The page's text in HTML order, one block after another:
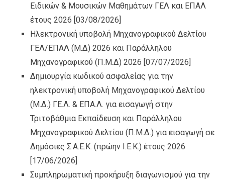
Ειδικών & Μουσικών Μαθημάτων ΓΕΛ και ΕΠΑΛ
έτους 2026 [03/08/2026]
Ηλεκτρονική υποβολή Μηχανογραφικού Δελτίου
ΓΕΛ/ΕΠΑΛ (Μ.Δ) 2026 και Παράλληλου
Μηχανογραφικού (Π.Μ.Δ) 2026 [07/07/2026]
Δημιουργία κωδικού ασφαλείας για την
ηλεκτρονική υποβολή Μηχανογραφικού Δελτίου
(Μ.Δ.) ΓΕ.Λ. & ΕΠΑ.Λ. για εισαγωγή στην
Τριτοβάθμια Εκπαίδευση και Παράλληλου
Μηχανογραφικού Δελτίου (Π.Μ.Δ.) για εισαγωγή σε
Δημόσιες Σ.Α.Ε.Κ. (πρώην Ι.Ε.Κ.) έτους 2026
[17/06/2026]
Συμπληρωματική προκήρυξη διαγωνισμού για την